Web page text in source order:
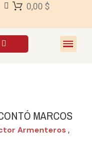
0,00 $
MARCOS
Armenteros ,